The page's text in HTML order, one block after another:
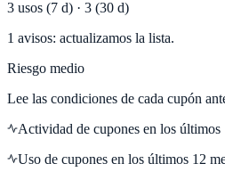
3 usos (7 d) · 3 (30 d)
1 avisos: actualizamos la lista.
Riesgo medio
Lee las condiciones de cada cupón
Actividad de cupones en los últimos
Uso de cupones en los últimos 12